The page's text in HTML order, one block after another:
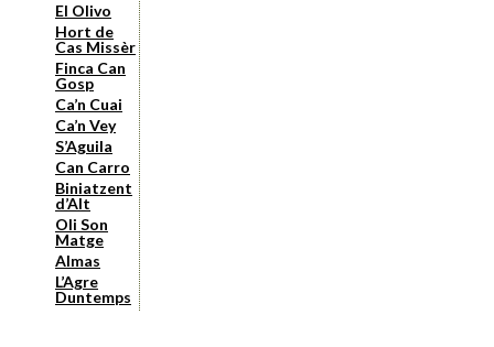
El Olivo
Hort de
Cas Missèr
Finca Can
Gosp
Ca’n Cuai
Ca’n Vey
S’Aguila
Can Carro
Biniatzent
d’Alt
Oli Son
Matge
Almas
L’Agre
Duntemps